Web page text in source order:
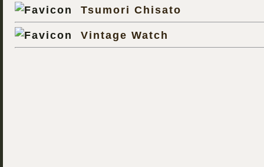
Tsumori Chisato
Vintage Watch